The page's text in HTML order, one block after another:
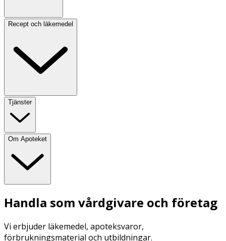
Recept och läkemedel
Tjänster
Om Apoteket
Handla som vårdgivare och företag
Vi erbjuder läkemedel, apoteksvaror,
förbrukningsmaterial och utbildningar.